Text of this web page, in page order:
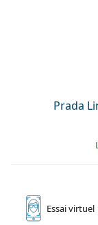
Prada
Essaivirtuel